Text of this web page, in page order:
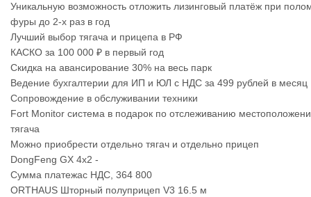
Уникальную возможность отложить лизинговый платёж при
фуры до 2-х раз в год
Лучший выбор тягача и прицепа в РФ
КАСКО за 100 000 ₽ в первый год
Скидка на авансирование 30% на весь парк
Ведение бухгалтерии для ИП и ЮЛ с НДС за 499 рублей в месяц
Сопровождение в обслуживании техники
Fort Monitor система в подарок по отслеживанию
тягача
Можно приобрести отдельно тягач и отдельно прицеп
DongFeng GX 4x2 -
Сумма платежас НДС, 364 800
ORTHAUS Шторный полуприцеп V3 16.5 м